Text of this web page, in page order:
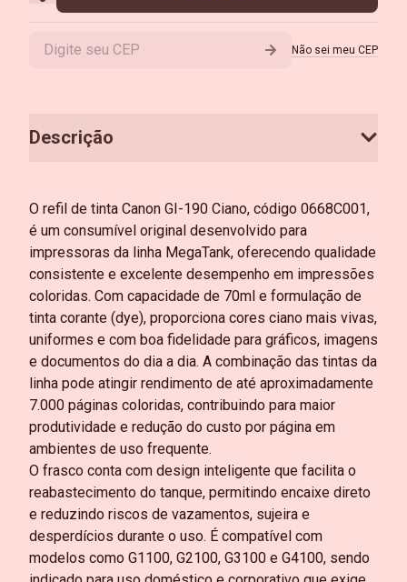
Não sei meu CEP
Descrição
O refil de tinta Canon GI-190 Ciano, código 0668C001,
é um consumível original desenvolvido para
impressoras da linha MegaTank, oferecendo qualidade
consistente e excelente desempenho em impressões
coloridas. Com capacidade de 70ml e formulação de
tinta corante (dye), proporciona cores ciano mais vivas,
uniformes e com boa fidelidade para gráficos, imagens
e documentos do dia a dia. A combinação das tintas da
linha pode atingir rendimento de até aproximadamente
7.000 páginas coloridas, contribuindo para maior
produtividade e redução do custo por página em
ambientes de uso frequente.
O frasco conta com design inteligente que facilita o
reabastecimento do tanque, permitindo encaixe direto
e reduzindo riscos de vazamentos, sujeira e
desperdícios durante o uso. É compatível com
modelos como G1100, G2100, G3100 e G4100, sendo